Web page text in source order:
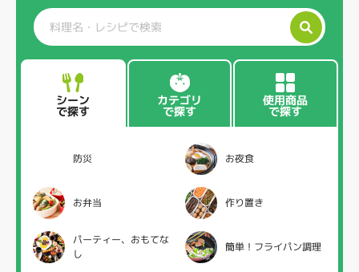
シーン
で探す
カテゴリ
で探す
使用商品
で探す
防災 お夜食
お弁当 作り置き
パーティー、おもてな
し
簡単！フライパン調理